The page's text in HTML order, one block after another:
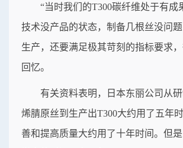
“当时我们的T300碳纤维处于有成
技术没产品的状态，制备几根丝没问
生产，还要满足极其苛刻的指标要求
回忆。
有关资料表明，日本东丽公司从
烯腈原丝到生产出T300大约用了五年
善和提高质量大约用了十年时间。但